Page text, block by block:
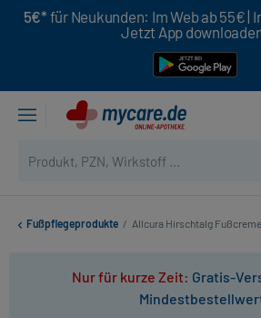
5€* für Neukunden: Im Web ab 55€ |
Jetzt App
Fußpflegeprodukte / Allcura Hirschtalg Fußcreme
Nur für kurze Zeit: Gratis-